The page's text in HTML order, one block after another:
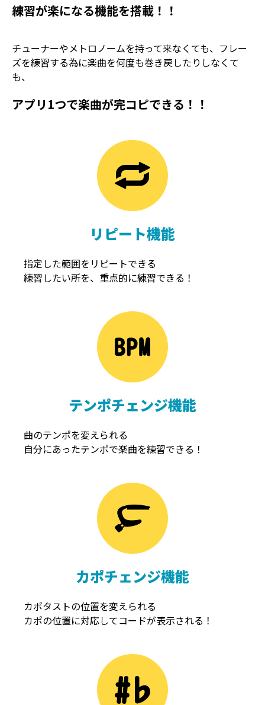
練習が楽になる機能を搭載！！
チューナーやメトロノームを持って来なくても、フレー
ズを練習する為に楽曲を何度も巻き戻したりしなくて
も、
アプリ1つで楽曲が完コピできる！！
リピート機能
指定した範囲をリピートできる
練習したい所を、重点的に練習できる！
テンポチェンジ機能
曲のテンポを変えられる
自分にあったテンポで楽曲を練習できる！
カポチェンジ機能
カポタストの位置を変えられる
カポの位置に対応してコードが表示される！